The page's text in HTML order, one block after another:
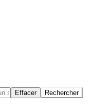
Effacer Rechercher